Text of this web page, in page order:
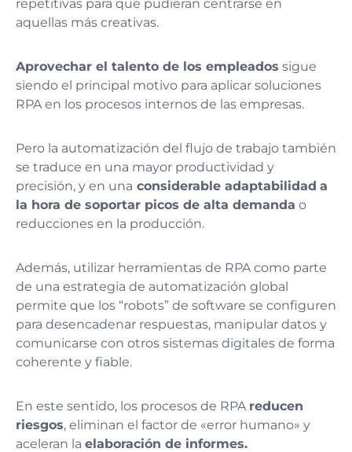
repetitivas para que pudieran centrarse en
aquellas más creativas.
Aprovechar el talento de los empleados sigue
siendo el principal motivo para aplicar soluciones
RPA en los procesos internos de las empresas.
Pero la automatización del flujo de trabajo también
se traduce en una mayor productividad y
precisión, y en una considerable adaptabilidad a
la hora de soportar picos de alta demanda o
reducciones en la producción.
Además, utilizar herramientas de RPA como parte
de una estrategia de automatización global
permite que los “robots” de software se configuren
para desencadenar respuestas, manipular datos y
comunicarse con otros sistemas digitales de forma
coherente y fiable.
En este sentido, los procesos de RPA reducen
riesgos, eliminan el factor de «error humano» y
aceleran la elaboración de informes.